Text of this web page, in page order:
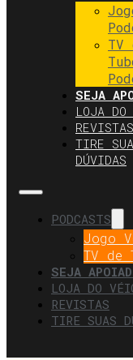
TV
SEJA
LOJA DO
REVISTAS
TIRE
DÚVIDAS
PODCASTS
Jogo
TV de
SEJA
LOJA DO
REVISTAS
TIRE SUAS